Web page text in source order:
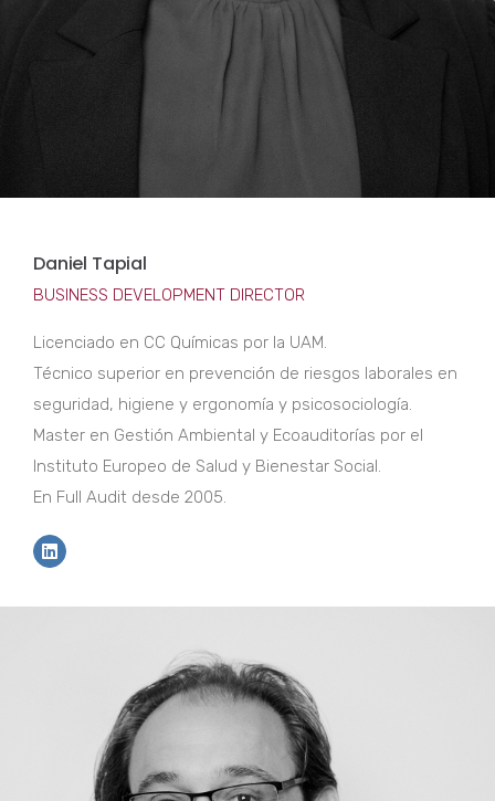
Daniel Tapial
BUSINESS DEVELOPMENT DIRECTOR
Licenciado en CC Químicas por la UAM.
Técnico superior en prevención de riesgos laborales en
seguridad, higiene y ergonomía y psicosociología.
Master en Gestión Ambiental y Ecoauditorías por el
Instituto Europeo de Salud y Bienestar Social.
En Full Audit desde 2005.